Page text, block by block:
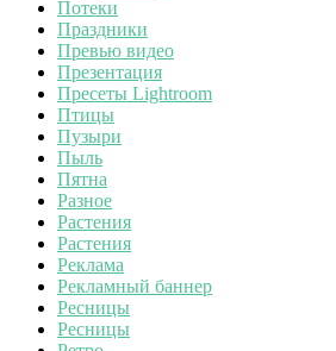
Потеки
Праздники
Превью видео
Презентация
Пресеты Lightroom
Птицы
Пузыри
Пыль
Пятна
Разное
Растения
Растения
Реклама
Рекламный баннер
Ресницы
Ресницы